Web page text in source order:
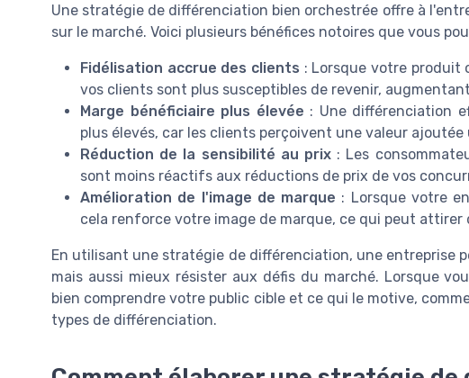
Une stratégie de différenciation bien orchestrée offre à
sur le marché. Voici plusieurs bénéfices notoires que vous
Fidélisation accrue des clients : Lorsque votre produit
vos clients sont plus susceptibles de revenir,
Marge bénéficiaire plus élevée : Une différenciation
plus élevés, car les clients perçoivent une valeur
Réduction de la sensibilité au prix: Les
sont moins réactifs aux réductions de prix de vos
Amélioration de l'image de marque : Lorsque votre
cela renforce votre image de marque, ce qui peut
En utilisant une stratégie de différenciation, une entreprise
mais aussi mieux résister aux défis du marché. Lorsque
bien comprendre votre public cible et ce qui le motive,
types de différenciation.